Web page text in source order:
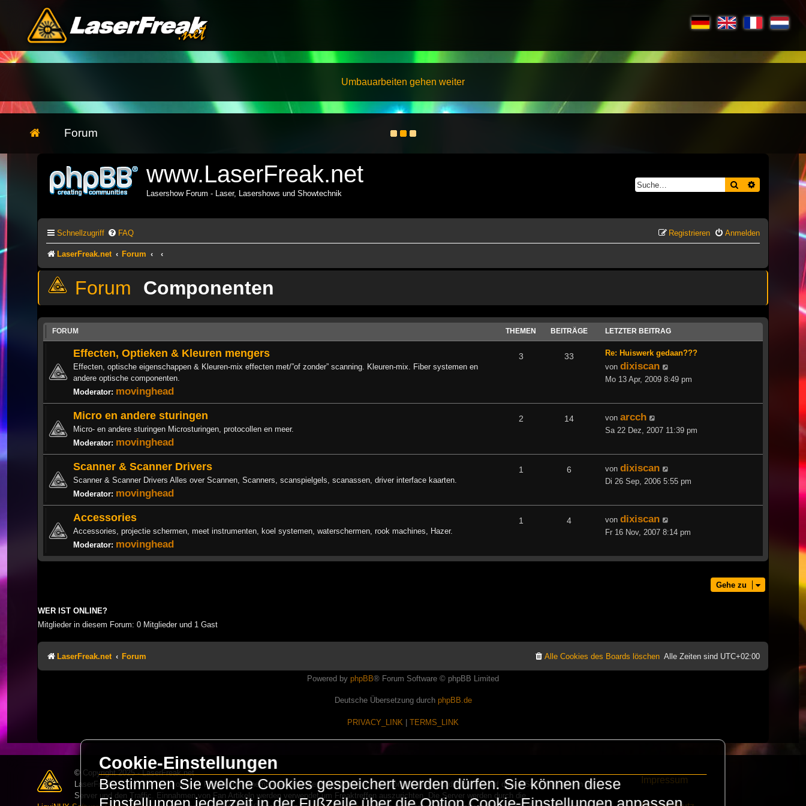
Umbauarbeiten gehen weiter
Forum
www.LaserFreak.net
Lasershow Forum - Laser, Lasershows und Showtechnik
Suche Erweiterte
Schnellzugriff FAQ Anmelden
Registrieren
LaserFreak.net Forum
Componenten
FORUM THEMEN BEITRÄGE LETZTER BEITRAG
Effecten, Optieken & Kleuren mengers
Effecten, optische eigenschappen & Kleuren-mix effecten met/”of zonder” scanning. Kleuren-mix. Fiber systemen en
andere optische componenten.
Moderator: movinghead
3 33
Re: Huiswerk gedaan???
von dixiscan
Beitrag
Mo 13 Apr, 2009 8:49 pm
Micro en andere sturingen
Micro- en andere sturingen Microsturingen, protocollen en meer.
Moderator: movinghead
2 14 von arcch
Beitrag
Sa 22 Dez, 2007 11:39 pm
Scanner & Scanner Drivers
Scanner & Scanner Drivers Alles over Scannen, Scanners, scanspielgels, scanassen, driver interface kaarten.
Moderator: movinghead
1 6 von dixiscan
Beitrag
Di 26 Sep, 2006 5:55 pm
Accessories
Accessories, projectie schermen, meet instrumenten, koel systemen, waterschermen, rook machines, Hazer.
Moderator: movinghead
1 4 von dixiscan
Beitrag
Fr 16 Nov, 2007 8:14 pm
Gehe zu
WER IST ONLINE?
Mitglieder in diesem Forum: 0 Mitglieder und 1 Gast
LaserFreak.net Forum Alle Zeiten sind UTC+02:00
Alle Cookies des Boards löschen
Powered by phpBB® Forum Software © phpBB Limited
Deutsche Übersetzung durch phpBB.de
PRIVACY_LINK TERMS_LINK
© Copyright 2025 - LaserFreak.net
LaserFreak ist ein freies und offenes Forum zum Thema Lasershowtechnik. Wir sind nicht kommerziell und die Banner auf dieser Seite finanzieren die
Server und den Traffic. Einnahmen von Fan Artikeln werden verwendet um Freaktreffen auszurichten. Die Server werden durch die
Impressum
Cookie-Einstellungen
Bestimmen Sie welche Cookies gespeichert werden dürfen. Sie können diese